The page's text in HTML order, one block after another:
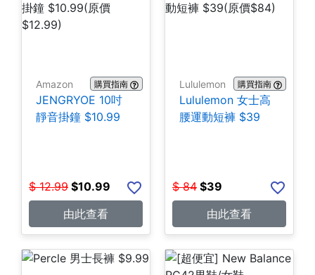
Amazon 購買指南
JENGRYOE 10吋
靜音掛鐘 $10.99
$ 12.99 $10.99
由此查看
Lululemon 購買指南
Lululemon 女士高
腰運動短褲 $39
$ 84 $39
由此查看